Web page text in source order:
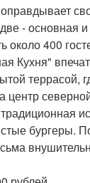
- основная
около 400
Кухня"
террасой,
центр
бургеры.